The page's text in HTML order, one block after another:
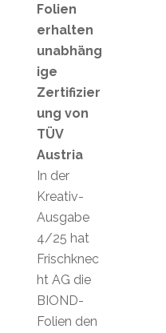
Folien
erhalten
unabhäng
ige
Zertifizier
ung von
TÜV
Austria
In der
Kreativ-
Ausgabe
4/25 hat
Frischknec
ht AG die
BIOND-
Folien den